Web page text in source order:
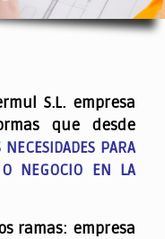
S.L. empresa
que desde
PARA
NEGOCIO EN LA
ramas: empresa